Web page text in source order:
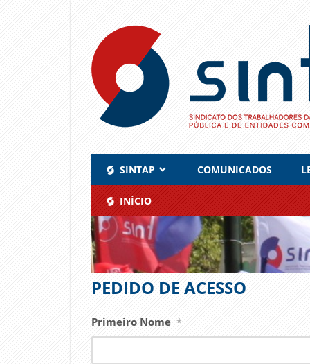
content
SINTAP COMUNICADOS
INÍCIO
PEDIDO DE ACESSO
Primeiro Nome *